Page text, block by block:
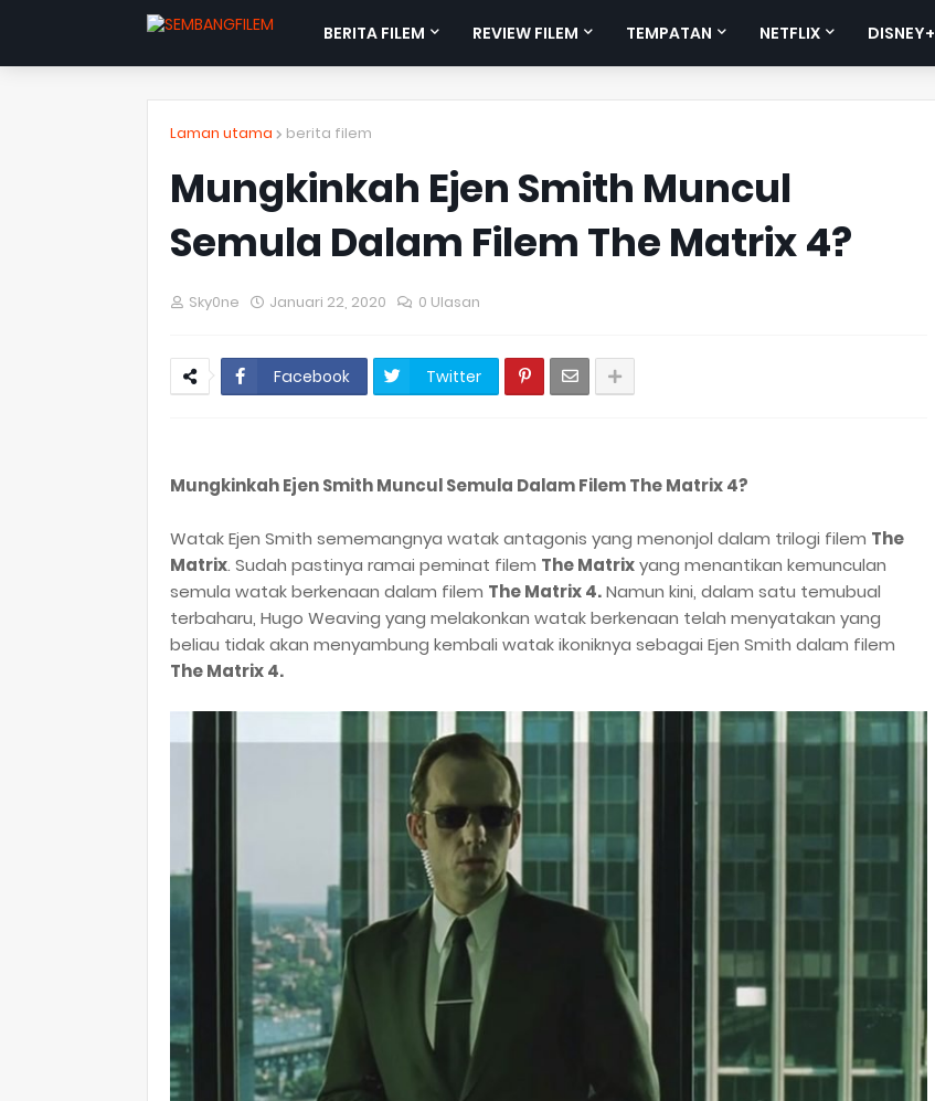
BERITA FILEM REVIEW FILEM TEMPATAN NETFLIX DISNEY+
Laman utama berita filem
Mungkinkah Ejen Smith Muncul
Semula Dalam Filem The Matrix 4?
Sky0ne Januari 22, 2020 0 Ulasan
Facebook Twitter
Mungkinkah Ejen Smith Muncul Semula Dalam Filem The Matrix 4?
Watak Ejen Smith sememangnya watak antagonis yang menonjol dalam trilogi filem The
Matrix. Sudah pastinya ramai peminat filem The Matrixyang menantikan kemunculan
semula watak berkenaan dalam filem The Matrix 4.Namun kini, dalam satu temubual
terbaharu, Hugo Weaving yang melakonkan watak berkenaan telah menyatakan yang
beliau tidak akan menyambung kembali watak ikoniknya sebagai Ejen Smith dalam filem
The Matrix 4.